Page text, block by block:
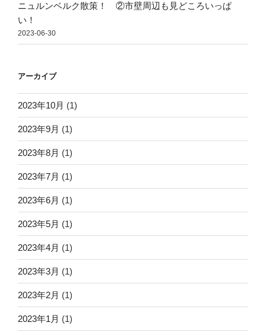
ニュルンベルク散策！ ②市壁周辺も見どころいっぱ
い！
2023-06-30
アーカイブ
2023年10月 (1)
2023年9月 (1)
2023年8月 (1)
2023年7月 (1)
2023年6月 (1)
2023年5月 (1)
2023年4月 (1)
2023年3月 (1)
2023年2月 (1)
2023年1月 (1)